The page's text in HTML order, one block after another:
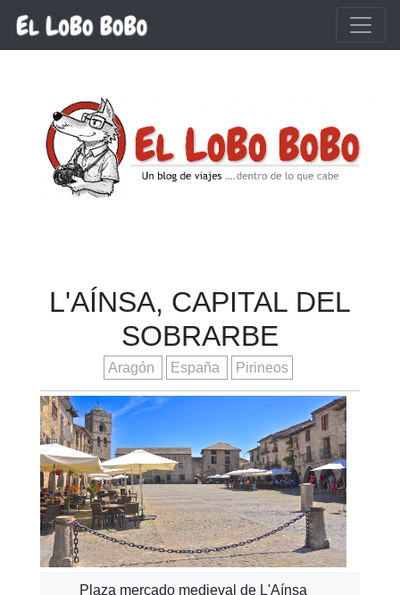
Ir al contenido principal
L'AÍNSA, CAPITAL DEL
SOBRARBE
Aragón España Pirineos
Plaza mercado medieval de L'Aínsa